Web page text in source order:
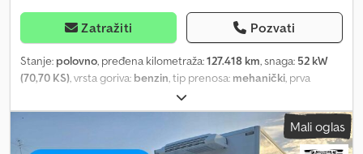
Zatražiti Pozvati
Stanje: polovno, pređena kilometraža:127.418 km, snaga: 52 kW
(70,70 KS) , vrsta goriva: benzin , tip prenosa: mehanički , prva
, broj sedišta:
proizvodnje:2015, PORTER CASSONE kontejner za otpad
Dksdjvbmfqspfx Akhjr NAPOMENA: NE ODGOVARAMO NA
EMAILOVE, SAMO TELEFONSKI KONTAKT. TEL. EMI-AUTOCAR
Mali oglas